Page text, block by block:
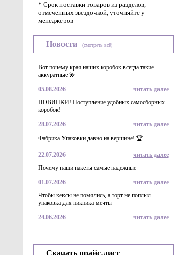
* Срок поставки товаров из разделов,
отмеченных звездочкой, уточняйте у
менеджеров
Новости (смотреть всё)
Вот почему края наших коробок всегда такие
аккуратные 💫
05.08.2026
читать далее
НОВИНКИ! Поступление удобных самосборных
коробок!
28.07.2026
читать далее
Фабрика Упаковки давно на вершине! 🏆
22.07.2026
читать далее
Почему наши пакеты самые надежные
01.07.2026
читать далее
Чтобы кексы не помялись, а торт не поплыл -
упаковка для пикника мечты
24.06.2026 читать далее
Скачать прайс-лист